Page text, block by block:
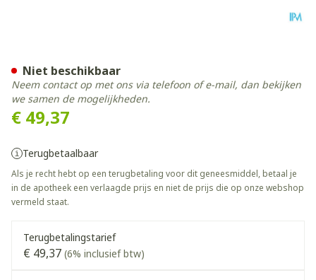
€ 49,37
Terugbetaalbaar
Als je recht hebt op een terugbetaling voor dit geneesmiddel, betaal je
in de apotheek een verlaagde prijs en niet de prijs die op onze webshop
vermeld staat.
Terugbetalingstarief
€ 49,37 (6% inclusief btw)
Niet beschikbaar
Neem contact op met ons via telefoon of e-mail, dan bekijken
we samen de mogelijkheden.